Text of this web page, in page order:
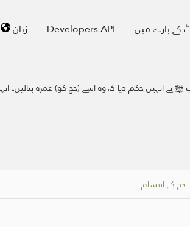
کے بارے میں Developers API زبان
انہیں حکم دیا کہ وہ اسے (حج کو) عمرہ بنالیں۔
. حج کے اقسام .